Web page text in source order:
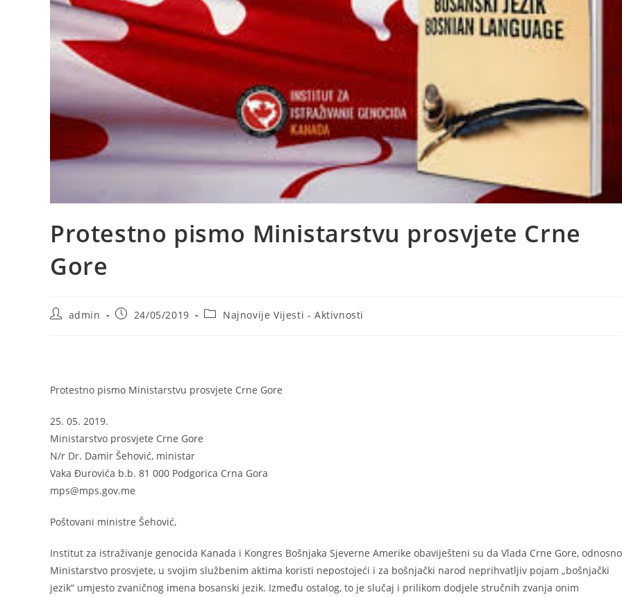
Protestno pismo Ministarstvu prosvjete Crne
Gore
Postadmin
Post24/05/2019
PostNajnovije Vijesti - Aktivnosti
Protestno pismo Ministarstvu prosvjete Crne Gore
25. 05. 2019.
Ministarstvo prosvjete Crne Gore
N/r Dr. Damir Šehović, ministar
Vaka Đurovića b.b. 81 000 Podgorica Crna Gora
mps@mps.gov.me
Poštovani ministre Šehović,
Institut za istraživanje genocida Kanada i Kongres Bošnjaka Sjeverne Amerike obaviješteni su da Vlada Crne Gore, odnosno
Ministarstvo prosvjete, u svojim službenim aktima koristi nepostojeći i za bošnjački narod neprihvatljiv pojam „bošnjački
jezik“ umjesto zvaničnog imena bosanski jezik. Između ostalog, to je slučaj i prilikom dodjele stručnih zvanja onim